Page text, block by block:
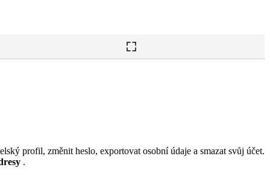
profil, změnit heslo, exportovat osobní údaje a smazat svůj účet.
.